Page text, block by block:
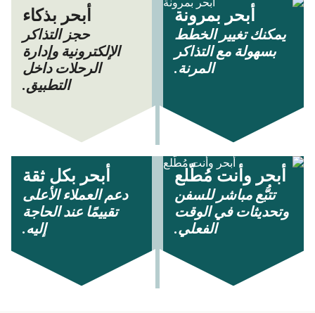
أبحر بمرونة
يمكنك تغيير الخطط
بسهولة مع التذاكر
المرنة.
أبحر بذكاء
حجز التذاكر
الإلكترونية وإدارة
الرحلات داخل
التطبيق.
أبحر وأنت مُطّلع
تتبُّع مباشر للسفن
وتحديثات في الوقت
الفعلي.
أبحر بكل ثقة
دعم العملاء الأعلى
تقييمًا عند الحاجة
إليه.